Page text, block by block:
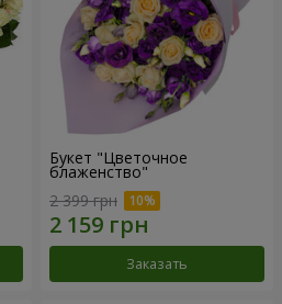
Букет "Цветочное
блаженство"
2 399 грн
Заказать